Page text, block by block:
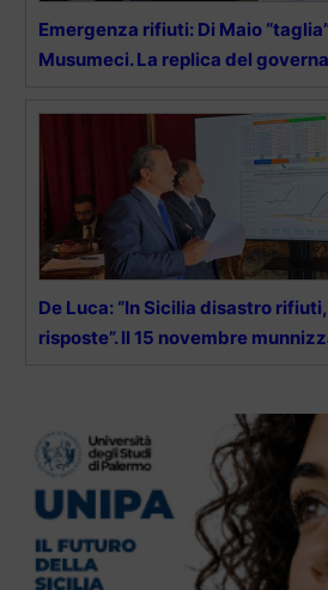
Emergenza rifiuti: Di Maio
Musumeci. La replica del
De Luca: “In Sicilia disastro
risposte”. Il 15 novembre